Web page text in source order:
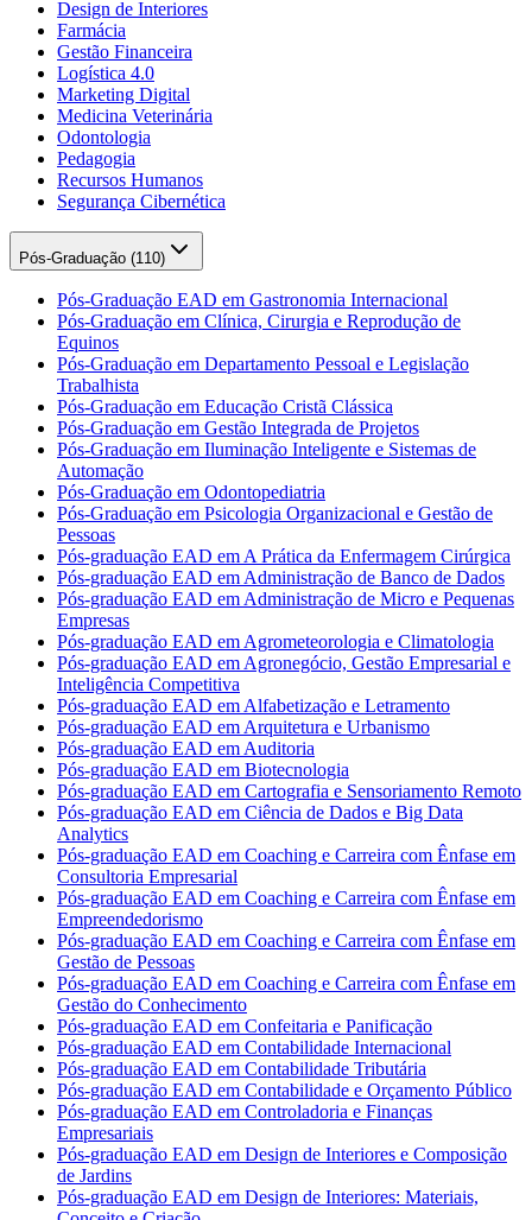
Design de Interiores
Farmácia
Gestão Financeira
Logística 4.0
Marketing Digital
Medicina Veterinária
Odontologia
Pedagogia
Recursos Humanos
Segurança Cibernética
Pós-Graduação (110)
Pós-Graduação EAD em Gastronomia Internacional
Pós-Graduação em Clínica, Cirurgia e Reprodução de
Equinos
Pós-Graduação em Departamento Pessoal e Legislação
Trabalhista
Pós-Graduação em Educação Cristã Clássica
Pós-Graduação em Gestão Integrada de Projetos
Pós-Graduação em Iluminação Inteligente e Sistemas de
Automação
Pós-Graduação em Odontopediatria
Pós-Graduação em Psicologia Organizacional e Gestão de
Pessoas
Pós-graduação EAD em A Prática da Enfermagem Cirúrgica
Pós-graduação EAD em Administração de Banco de Dados
Pós-graduação EAD em Administração de Micro e Pequenas
Empresas
Pós-graduação EAD em Agrometeorologia e Climatologia
Pós-graduação EAD em Agronegócio, Gestão Empresarial e
Inteligência Competitiva
Pós-graduação EAD em Alfabetização e Letramento
Pós-graduação EAD em Arquitetura e Urbanismo
Pós-graduação EAD em Auditoria
Pós-graduação EAD em Biotecnologia
Pós-graduação EAD em Cartografia e Sensoriamento Remoto
Pós-graduação EAD em Ciência de Dados e Big Data
Analytics
Pós-graduação EAD em Coaching e Carreira com Ênfase em
Consultoria Empresarial
Pós-graduação EAD em Coaching e Carreira com Ênfase em
Empreendedorismo
Pós-graduação EAD em Coaching e Carreira com Ênfase em
Gestão de Pessoas
Pós-graduação EAD em Coaching e Carreira com Ênfase em
Gestão do Conhecimento
Pós-graduação EAD em Confeitaria e Panificação
Pós-graduação EAD em Contabilidade Internacional
Pós-graduação EAD em Contabilidade Tributária
Pós-graduação EAD em Contabilidade e Orçamento Público
Pós-graduação EAD em Controladoria e Finanças
Empresariais
Pós-graduação EAD em Design de Interiores e Composição
de Jardins
Pós-graduação EAD em Design de Interiores: Materiais,